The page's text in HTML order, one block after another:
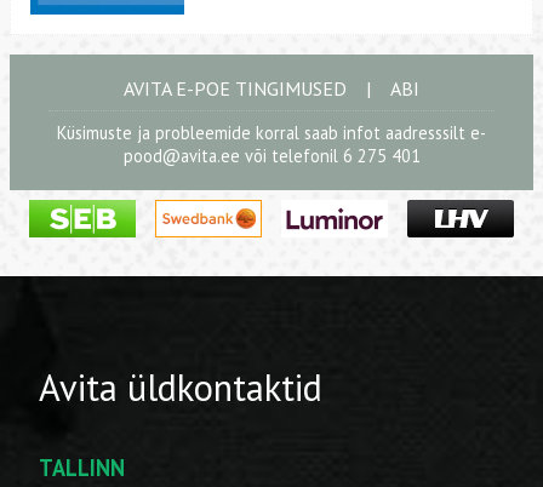
AVITA E-POE TINGIMUSED | ABI
Küsimuste ja probleemide korral saab infot aadresssilt e-
pood@avita.ee või telefonil 6 275 401
Avita üldkontaktid
TALLINN